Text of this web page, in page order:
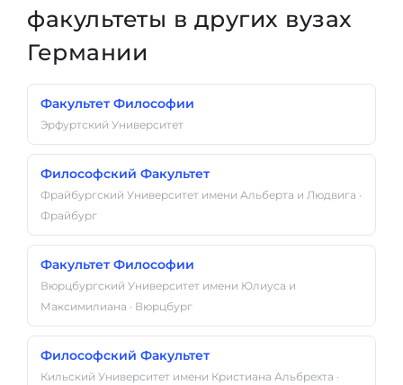
факультеты в других вузах
Германии
Факультет Философии
Эрфуртский Университет
Философский Факультет
Фрайбургский Университет имени Альберта и Людвига ·
Фрайбург
Факультет Философии
Вюрцбургский Университет имени Юлиуса и
Максимилиана · Вюрцбург
Философский Факультет
Кильский Университет имени Кристиана Альбрехта ·